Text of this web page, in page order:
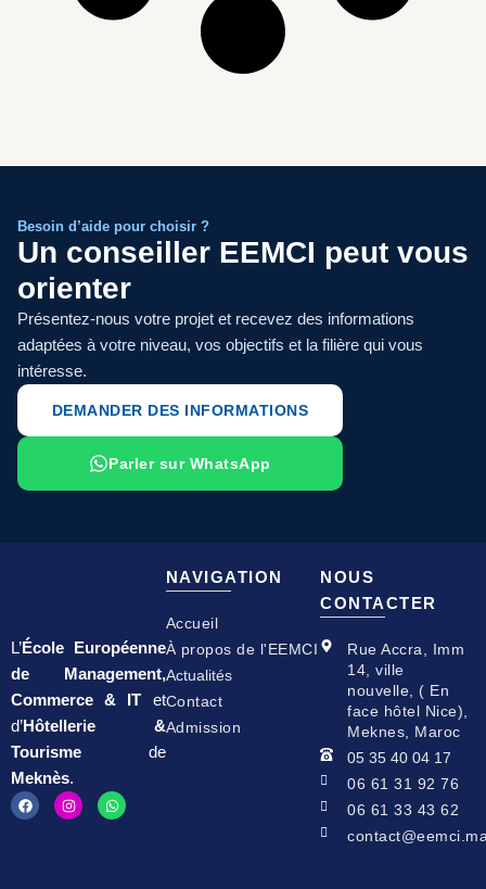
Besoin d’aide pour choisir ?
Un conseiller EEMCI peut vous
orienter
Présentez-nous votre projet et recevez des informations
adaptées à votre niveau, vos objectifs et la filière qui vous
intéresse.
DEMANDER DES INFORMATIONS
Parler sur WhatsApp
L’École Européenne
de Management,
Commerce & IT et
d’Hôtellerie &
Tourisme de
Meknès.
F
a
I
n
W
h
NAVIGATION
Accueil
À propos de l'EEMCI
Actualités
Contact
Admission
NOUS
CONTACTER
Rue Accra, Imm
14, ville
nouvelle, ( En
face hôtel Nice),
Meknes, Maroc
05 35 40 04 17
06 61 31 92 76
06 61 33 43 62